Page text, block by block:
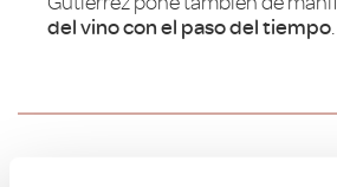
del vino con el paso del tiempo